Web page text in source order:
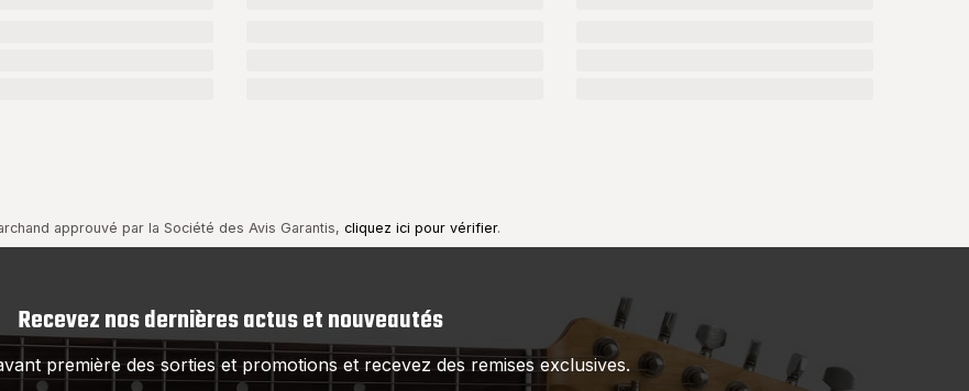
approuvé par la Société des Avis Garantis, cliquez ici pour vérifier.
Recevez nos dernières actus et nouveautés
première des sorties et promotions et recevez des remises exclusives.